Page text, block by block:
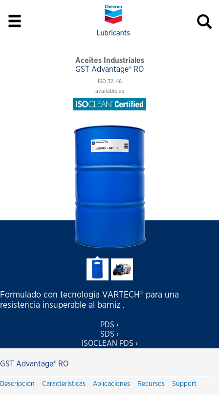
Aceites Industriales
GST Advantage® RO
ISO 32, 46
available as
Formulado con tecnología VARTECH® para una
resistencia insuperable al barniz .
PDS ›
SDS ›
ISOCLEAN PDS ›
GST Advantage® RO
Descripción Características Aplicaciones Recursos Support